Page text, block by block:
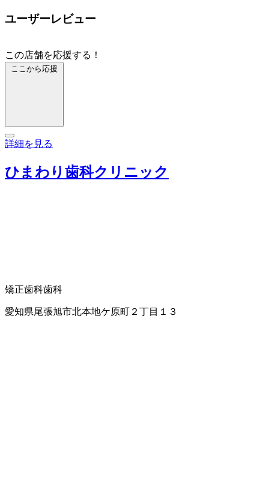
ユーザーレビュー
この店舗を応援する！
ここから応援
詳細を見る
ひまわり歯科クリニック
矯正歯科歯科
愛知県尾張旭市北本地ケ原町２丁目１３